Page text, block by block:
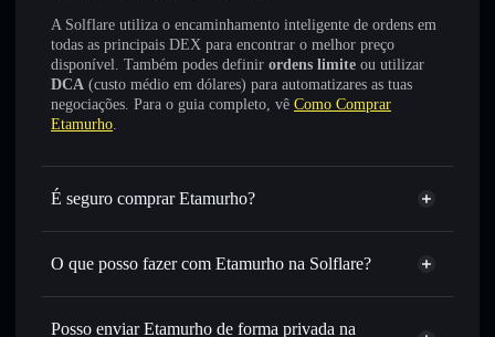
A Solflare utiliza o encaminhamento inteligente de ordens em
todas as principais DEX para encontrar o melhor preço
disponível. Também podes definir ordens limite ou utilizar
DCA (custo médio em dólares) para automatizares as tuas
negociações. Para o guia completo, vê Como Comprar
Etamurho.
É seguro comprar Etamurho?
Etamurho não está verificado
O que posso fazer com Etamurho na Solflare?
Etamurho
Carteira Solflare
Trocar instantaneamente — trocar ETAMURHO por
Posso enviar Etamurho de forma privada na